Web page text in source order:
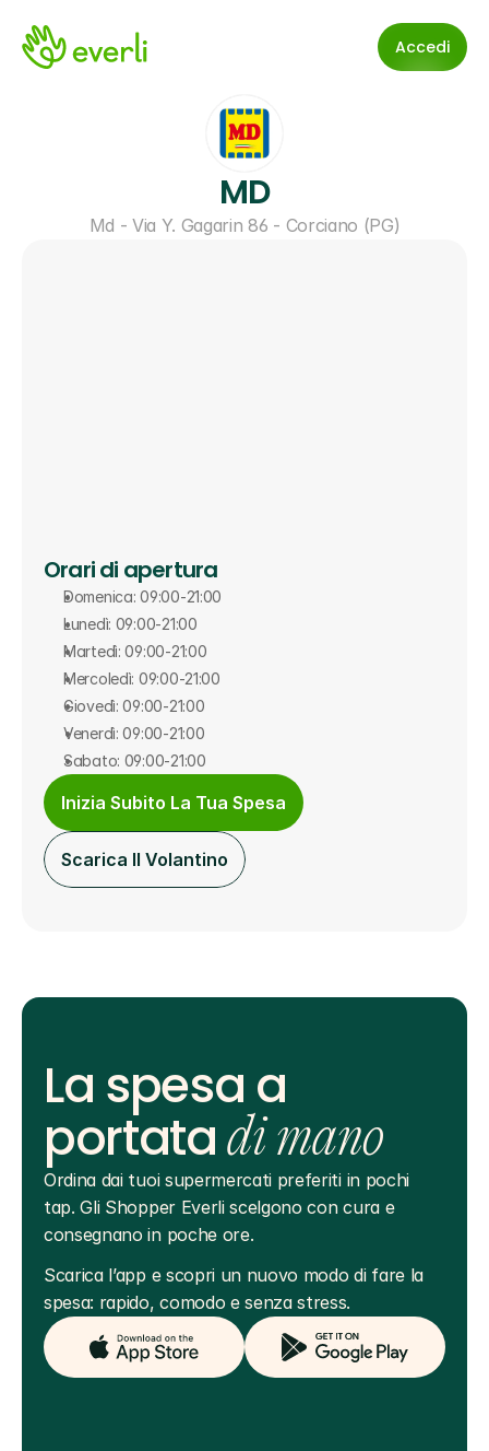
Accedi
MD
Md - Via Y. Gagarin 86 - Corciano (PG)
Orari di apertura
Domenica: 09:00-21:00
Lunedì: 09:00-21:00
Martedì: 09:00-21:00
Mercoledì: 09:00-21:00
Giovedì: 09:00-21:00
Venerdì: 09:00-21:00
Sabato: 09:00-21:00
Inizia Subito La Tua Spesa
Scarica Il Volantino
La spesa a
portatadi mano
Ordina dai tuoi supermercati preferiti in pochi
tap. Gli Shopper Everli scelgono con cura e
consegnano in poche ore.
Scarica l’app e scopri un nuovo modo di fare la
spesa: rapido, comodo e senza stress.